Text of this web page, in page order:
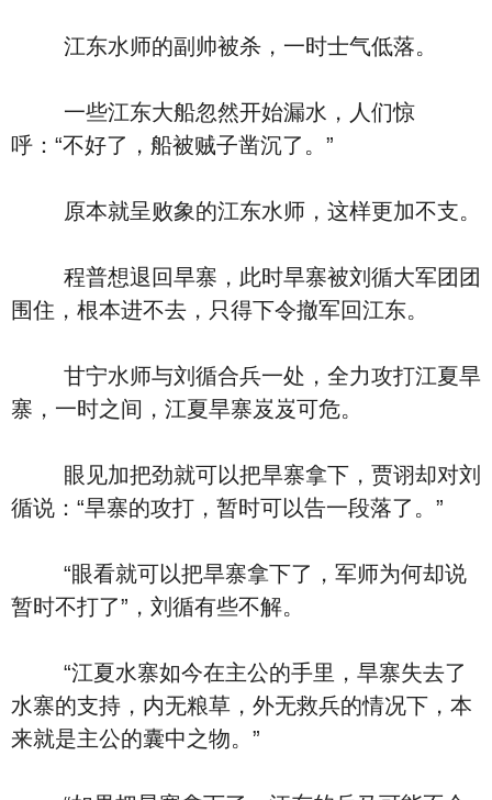
江东水师的副帅被杀，一时士气低落。
一些江东大船忽然开始漏水，人们惊
呼：“不好了，船被贼子凿沉了。”
原本就呈败象的江东水师，这样更加不支。
程普想退回旱寨，此时旱寨被刘循大军团团
围住，根本进不去，只得下令撤军回江东。
甘宁水师与刘循合兵一处，全力攻打江夏旱
寨，一时之间，江夏旱寨岌岌可危。
眼见加把劲就可以把旱寨拿下，贾诩却对刘
循说：“旱寨的攻打，暂时可以告一段落了。”
“眼看就可以把旱寨拿下了，军师为何却说
暂时不打了”，刘循有些不解。
“江夏水寨如今在主公的手里，旱寨失去了
水寨的支持，内无粮草，外无救兵的情况下，本
来就是主公的囊中之物。”